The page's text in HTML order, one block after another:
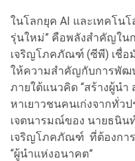
ในโลกยุค AI และเทคโนโ
รุ่นใหม่” คือพลังสำคัญใน
เจริญโภคภัณฑ์ (ซีพี) เชื่อ
ให้ความสำคัญกับการพัฒ
ภายใต้แนวคิด “สร้างผู้นำ
หาเยาวชนคนเก่งจากทั่ว
เจตนารมณ์ของ นายธนิน
เจริญโภคภัณฑ์ ที่ต้องกา
“ผู้นำแห่งอนาคต”